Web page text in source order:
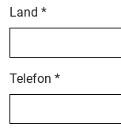
Land *
Telefon *